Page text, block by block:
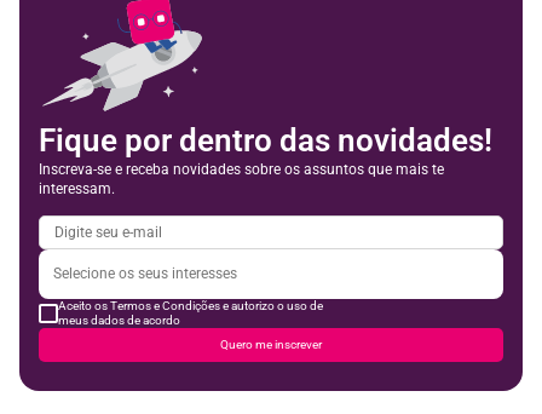
Fique por dentro das novidades!
Inscreva-se e receba novidades sobre os assuntos que mais te
interessam.
Aceito os Termos e Condições e autorizo o uso de
meus dados de acordo
Quero me inscrever